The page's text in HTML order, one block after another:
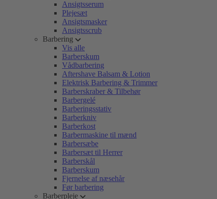
Ansigtsserum
Plejesæt
Ansigtsmasker
Ansigtsscrub
Barbering
Vis alle
Barberskum
Vådbarbering
Aftershave Balsam & Lotion
Elektrisk Barbering & Trimmer
Barberskraber & Tilbehør
Barbergelé
Barberingsstativ
Barberkniv
Barberkost
Barbermaskine til mænd
Barbersæbe
Barbersæt til Herrer
Barberskål
Barberskum
Fjernelse af næsehår
Før barbering
Barberpleje